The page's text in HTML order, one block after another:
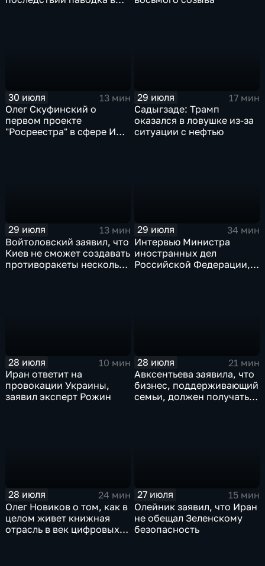
30 июля
13 мин
Олег Скуфинский о
первом проекте
"Росреестра" в сфере ИИ
29 июля
17 мин
Садыгзаде: Трамп
оказался в ловушке из-за
ситуации с нефтью
29 июля
13 мин
Войтоловский заявил, что
Киев не сможет создавать
противоракеты несколько
29 июля
34 мин
Интервью Министра
иностранных дел
Российской Федерации,
28 июля
10 мин
Иран ответит на
провокации Украины,
заявил эксперт Рожин
28 июля
21 мин
Авксентьева заявила, что
бизнес, поддерживающий
семьи, должен получать
28 июля
24 мин
Олег Новиков о том, как в
целом живет книжная
отрасль в век цифровых
27 июля
15 мин
Олейник заявил, что Иран
не обещал Зеленскому
безопасность